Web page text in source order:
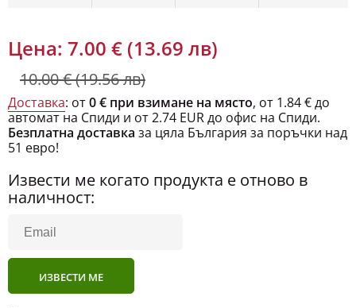
Цена: 7.00 € (13.69 лв)
Доставка : от 0 € при взимане на място
автомат на Спиди и от 2.74 EUR до офис на Спиди.
Безплатна доставка за цяла България за поръчки над
51 евро!
наличност: